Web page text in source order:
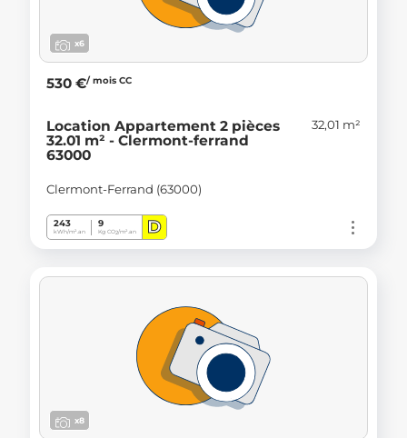
x6
530 €/ mois CC
Location Appartement 2 pièces
32.01 m² - Clermont-ferrand
63000
32,01 m²
Clermont-Ferrand (63000)
243
kWh/m².an
9
Kg CO2/m².an D
x8